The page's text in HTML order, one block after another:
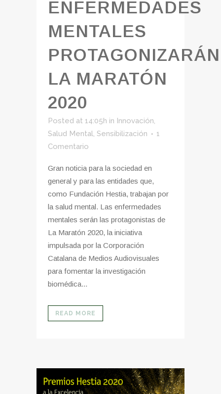
ENFERMEDADES
MENTALES
PROTAGONIZARÁN
LA MARATÓN
2020
Posted at 14:05h in Innovación,
Salud Mental, Sensibilización
1
Comentario
Gran noticia para la sociedad en
general y para las entidades que,
como Fundación Hestia, trabajan por
la salud mental. Las enfermedades
mentales serán las protagonistas de
La Maratón 2020, la iniciativa
impulsada por la Corporación
Catalana de Medios Audiovisuales
para fomentar la investigación
biomédica...
READ MORE